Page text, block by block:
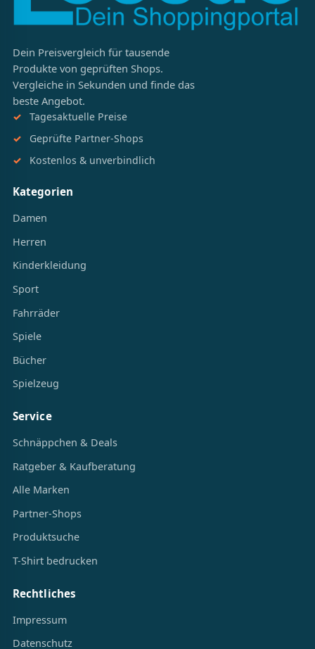
Dein Preisvergleich für tausende
Produkte von geprüften Shops.
Vergleiche in Sekunden und finde das
beste Angebot.
Tagesaktuelle Preise
Geprüfte Partner-Shops
Kostenlos & unverbindlich
Kategorien
Damen
Herren
Kinderkleidung
Sport
Fahrräder
Spiele
Bücher
Spielzeug
Service
Schnäppchen & Deals
Ratgeber & Kaufberatung
Alle Marken
Partner-Shops
Produktsuche
T-Shirt bedrucken
Rechtliches
Impressum
Datenschutz